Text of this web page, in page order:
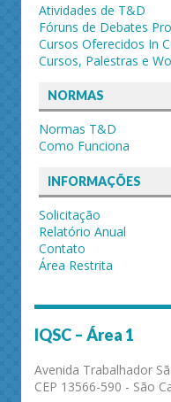
Atividades de T&D
Fóruns de Debates
Cursos Oferecidos In
Cursos, Palestras e
NORMAS
Normas T&D
Como Funciona
INFORMAÇÕES
Solicitação
Relatório Anual
Contato
Área Restrita
IQSC – Área 1
Avenida Trabalhador
CEP 13566-590 - São